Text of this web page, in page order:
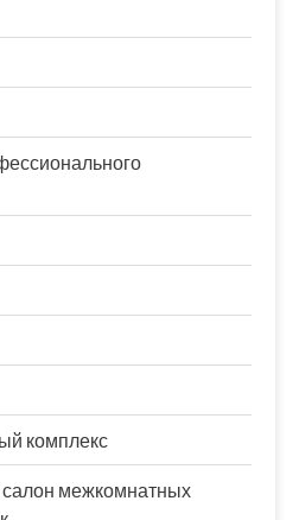
комплекс
межкомнатных